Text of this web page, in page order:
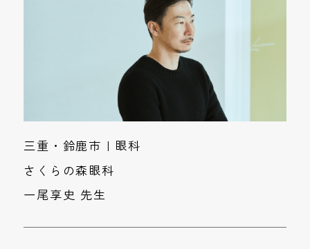
三重・鈴鹿市 | 眼科
さくらの森眼科
一尾享史 先生